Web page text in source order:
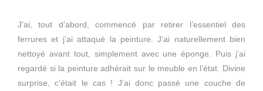
J’ai, tout d’abord, commencé par retirer l’essentiel des
ferrures et j’ai attaqué la peinture. J’ai naturellement bien
nettoyé avant tout, simplement avec une éponge. Puis j’ai
regardé si la peinture adhérait sur le meuble en l’état. Divine
surprise, c’était le cas ! J’ai donc passé une couche de